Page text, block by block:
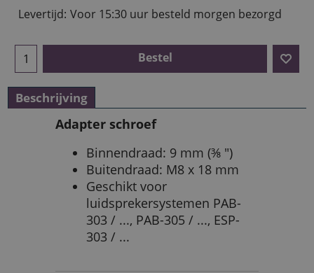
Levertijd: Voor 15:30 uur besteld morgen bezorgd
Bestel
Beschrijving
Adapter schroef
Binnendraad: 9 mm (⅜ ")
Buitendraad: M8 x 18 mm
Geschikt voor
luidsprekersystemen PAB-
303 / ..., PAB-305 / ..., ESP-
303 / ...